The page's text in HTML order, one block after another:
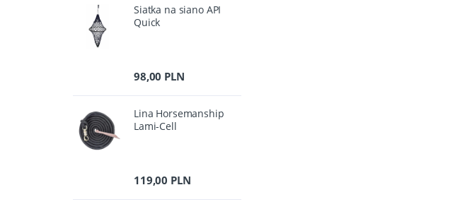
Siatka na siano API
Quick
98,00 PLN
Lina Horsemanship
Lami-Cell
119,00 PLN